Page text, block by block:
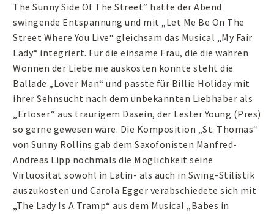
The Sunny Side Of The Street“ hatte der Abend
swingende Entspannung und mit „Let Me Be On The
Street Where You Live“ gleichsam das Musical „My Fair
Lady“ integriert. Für die einsame Frau, die die wahren
Wonnen der Liebe nie auskosten konnte steht die
Ballade „Lover Man“ und passte für Billie Holiday mit
ihrer Sehnsucht nach dem unbekannten Liebhaber als
„Erlöser“ aus traurigem Dasein, der Lester Young (Pres)
so gerne gewesen wäre. Die Komposition „St. Thomas“
von Sunny Rollins gab dem Saxofonisten Manfred-
Andreas Lipp nochmals die Möglichkeit seine
Virtuosität sowohl in Latin- als auch in Swing-Stilistik
auszukosten und Carola Egger verabschiedete sich mit
„The Lady Is A Tramp“ aus dem Musical „Babes in